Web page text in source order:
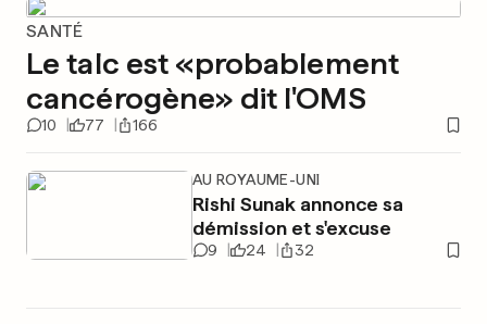
SANTÉ
Le talc est «probablement
cancérogène» dit l'OMS
10 77 166
AU ROYAUME-UNI
Rishi Sunak annonce sa
démission et s'excuse
9 24 32